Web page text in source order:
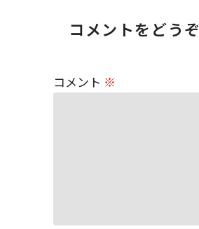
コメントをどうぞ
コメント ※